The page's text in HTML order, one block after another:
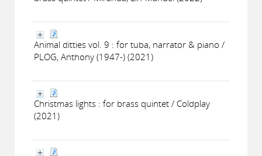
Animal ditties vol. 9 : for tuba, narrator & piano /
PLOG, Anthony (1947-) (2021)
Christmas lights : for brass quintet / Coldplay
(2021)